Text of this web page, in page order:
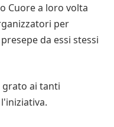
Cuore a loro volta
per
da essi stessi
ai tanti